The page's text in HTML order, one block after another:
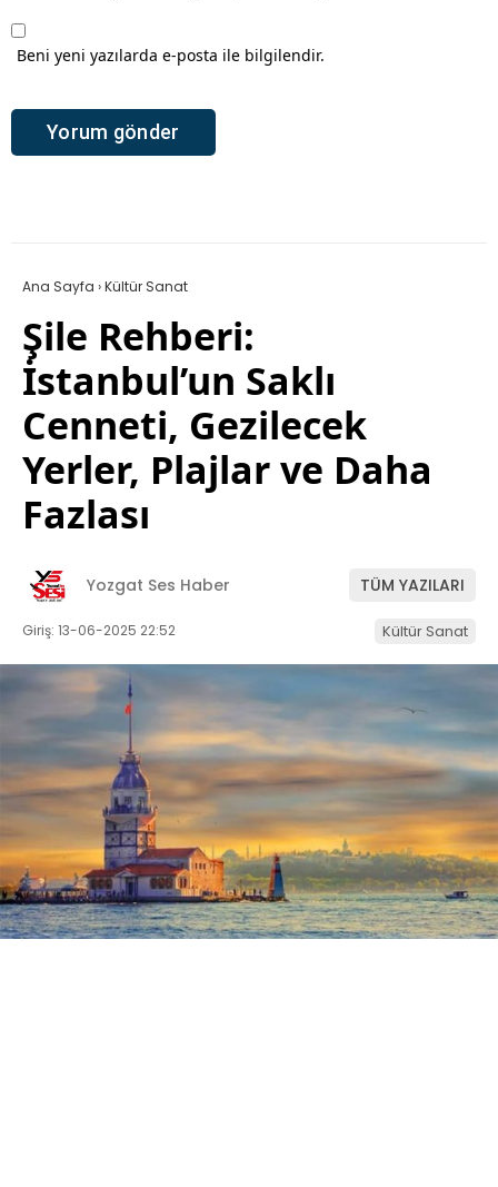
Beni yeni yazılarda e-posta ile bilgilendir.
Ana Sayfa ›Kültür Sanat
Şile Rehberi:
İstanbul’un Saklı
Cenneti, Gezilecek
Yerler, Plajlar ve Daha
Fazlası
Yozgat Ses Haber TÜM YAZILARI
Giriş: 13-06-2025 22:52 Kültür Sanat